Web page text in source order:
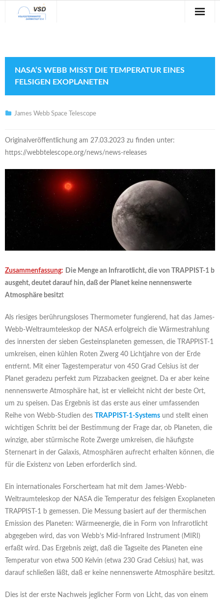
Veranstaltungen
Verein
Kontakt
NASA’S WEBB MISST DIE TEMPERATUR EINES F
ELSIGEN EXOPLANETEN
James Webb Space Telescope
Originalveröffentlichung am 27.03.2023 zu finden unter:
https://webbtelescope.org/news/news-releases
Zusammenfassung: Die Menge an Infrarotlicht, die von TRAPPIST-1 b
ausgeht, deutet darauf hin, daß der Planet keine nennenswerte
Atmosphäre besitzt
Als riesiges berührungsloses Thermometer fungierend, hat das James-
Webb-Weltraumteleskop der NASA erfolgreich die Wärmestrahlung
des innersten der sieben Gesteinsplaneten gemessen, die TRAPPIST-1
umkreisen, einen kühlen Roten Zwerg 40 Lichtjahre von der Erde
entfernt. Mit einer Tagestemperatur von 450 Grad Celsius ist der
Planet geradezu perfekt zum Pizzabacken geeignet. Da er aber keine
nennenswerte Atmosphäre hat, ist er vielleicht nicht der beste Ort,
um zu speisen. Das Ergebnis ist das erste aus einer umfassenden
Reihe von Webb-Studien des
TRAPPIST-1-Systems und stellt einen
wichtigen Schritt bei der Bestimmung der Frage dar, ob Planeten, die
winzige, aber stürmische Rote Zwerge umkreisen, die häufigste
Sternenart in der Galaxis, Atmosphären aufrecht erhalten können, die
für die Existenz von Leben erforderlich sind.
Ein internationales Forscherteam hat mit dem James-Webb-
Weltraumteleskop der NASA die Temperatur des felsigen Exoplaneten
TRAPPIST-1 b gemessen. Die Messung basiert auf der thermischen
Emission des Planeten: Wärmeenergie, die in Form von Infrarotlicht
abgegeben wird, das von Webb’s Mid-Infrared Instrument (MIRI)
erfaßt wird. Das Ergebnis zeigt, daß die Tagseite des Planeten eine
Temperatur von etwa 500 Kelvin (etwa 230 Grad Celsius) hat, was
darauf schließen läßt, daß er keine nennenswerte Atmosphäre besitzt.
Dies ist der erste Nachweis jeglicher Form von Licht, das von einem